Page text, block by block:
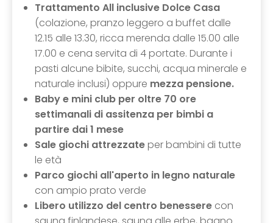
Trattamento All inclusive Dolce Casa
(colazione, pranzo leggero a buffet dalle
12.15 alle 13.30, ricca merenda dalle 15.00 alle
17.00 e cena servita di 4 portate. Durante i
pasti alcune bibite, succhi, acqua minerale e
naturale inclusi) oppure mezza pensione.
Baby e mini club per oltre 70 ore
settimanali di assitenza per bimbi a
partire dai 1 mese
Sale giochi attrezzateper bambini di tutte
le età
Parco giochi all'aperto in legno naturale
con ampio prato verde
Libero utilizzo del centro benessere con